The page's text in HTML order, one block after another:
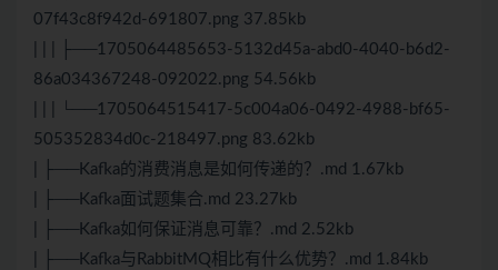
07f43c8f942d-691807.png 37.85kb
| | | ├──1705064485653-5132d45a-abd0-4040-b6d2-
86a034367248-092022.png 54.56kb
| | | └──1705064515417-5c004a06-0492-4988-bf65-
505352834d0c-218497.png 83.62kb
| ├──Kafka的消费消息是如何传递的？.md 1.67kb
| ├──Kafka面试题集合.md 23.27kb
| ├──Kafka如何保证消息可靠？.md 2.52kb
| ├──Kafka与RabbitMQ相比有什么优势？.md 1.84kb